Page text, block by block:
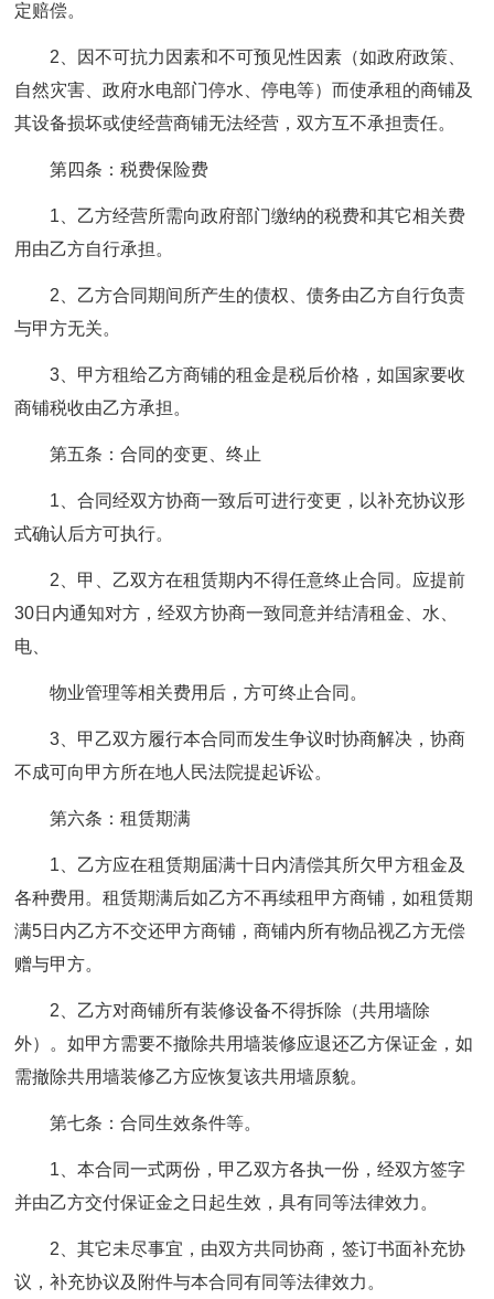
定赔偿。
2、因不可抗力因素和不可预见性因素（如政府政策、
自然灾害、政府水电部门停水、停电等）而使承租的商铺及
其设备损坏或使经营商铺无法经营，双方互不承担责任。
第四条：税费保险费
1、乙方经营所需向政府部门缴纳的税费和其它相关费
用由乙方自行承担。
2、乙方合同期间所产生的债权、债务由乙方自行负责
与甲方无关。
3、甲方租给乙方商铺的租金是税后价格，如国家要收
商铺税收由乙方承担。
第五条：合同的变更、终止
1、合同经双方协商一致后可进行变更，以补充协议形
式确认后方可执行。
2、甲、乙双方在租赁期内不得任意终止合同。应提前
30日内通知对方，经双方协商一致同意并结清租金、水、
电、
物业管理等相关费用后，方可终止合同。
3、甲乙双方履行本合同而发生争议时协商解决，协商
不成可向甲方所在地人民法院提起诉讼。
第六条：租赁期满
1、乙方应在租赁期届满十日内清偿其所欠甲方租金及
各种费用。租赁期满后如乙方不再续租甲方商铺，如租赁期
满5日内乙方不交还甲方商铺，商铺内所有物品视乙方无偿
赠与甲方。
2、乙方对商铺所有装修设备不得拆除（共用墙除
外）。如甲方需要不撤除共用墙装修应退还乙方保证金，如
需撤除共用墙装修乙方应恢复该共用墙原貌。
第七条：合同生效条件等。
1、本合同一式两份，甲乙双方各执一份，经双方签字
并由乙方交付保证金之日起生效，具有同等法律效力。
2、其它未尽事宜，由双方共同协商，签订书面补充协
议，补充协议及附件与本合同有同等法律效力。